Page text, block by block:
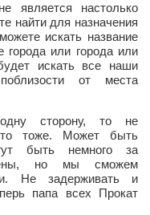
является настолько
найти для назначения
искать название
города или города или
искать все наши
от места
сторону, то не
тоже. Может быть
быть немного за
но мы сможем
Не задерживать и
папа всех Прокат